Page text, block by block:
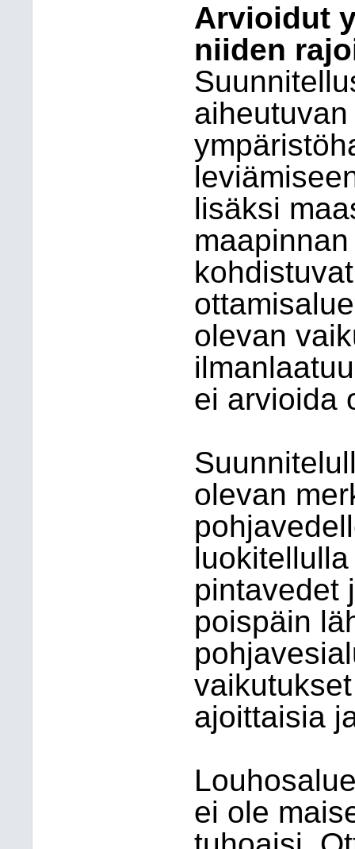
Arvioidut
niiden
lisäksi
olevan
ei arvioida
olevan
pintavedet
poispäin
ajoittaisia
ei ole